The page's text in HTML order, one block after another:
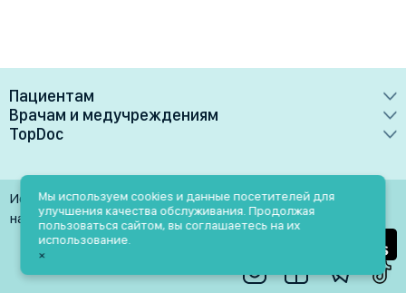
Пациентам
Врачи
Клиники
Лаборатории
Услуги
Блог
Акции и скидки
Врачам и медучреждениям
Преимущества
Медучреждениям
Врачам
TopDoc
Контакты
Помощь
Использование материалов разрешено только при
наличии активной ссылки на источник
Мы используем cookies и данные посетителей для
улучшения качества обслуживания. Продолжая
пользоваться сайтом, вы соглашаетесь на их
использование.
×